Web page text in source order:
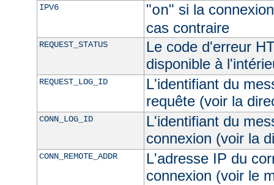
IPV6 "on" si la
cas contraire
REQUEST_STATUS
Le code d'erreur
disponible à
REQUEST_LOG_ID
L'identifiant du
requête (voir la
CONN_LOG_ID
L'identifiant du
connexion (voir la
CONN_REMOTE_ADDR
L'adresse IP du
connexion (voir le